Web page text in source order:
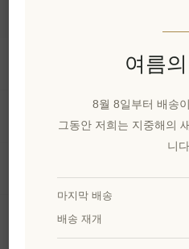
정보
내
여름
8월 8일부터 배송
그동안 저희는 지중해의
니다.
마지막 배송
배송 재개